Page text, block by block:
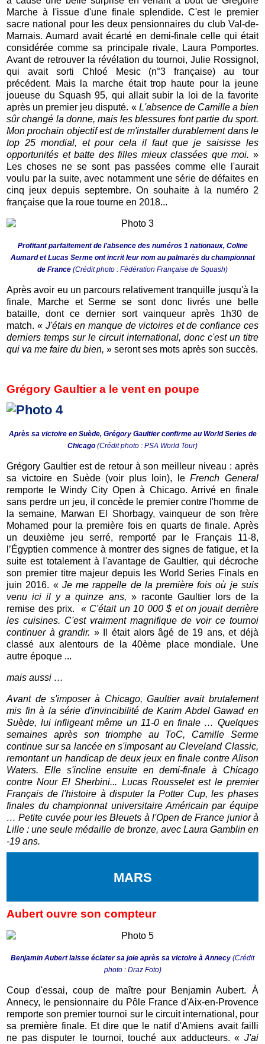
Marche à l'issue d'une finale splendide. C'est le premier
sacre national pour les deux pensionnaires du club Val-de-
Marnais. Aumard avait écarté en demi-finale celle qui était
considérée comme sa principale rivale, Laura Pomportes.
Avant de retrouver la révélation du tournoi, Julie Rossignol,
qui avait sorti Chloé Mesic (n°3 française) au tour
précédent. Mais la marche était trop haute pour la jeune
joueuse du Squash 95, qui allait subir la loi de la favorite
après un premier jeu disputé. «L'absence de Camille a bien
sûr changé la donne, mais les blessures font partie du sport.
Mon prochain objectif est de m'installer durablement dans le
top 25 mondial, et pour cela il faut que je saisisse les
opportunités et batte des filles mieux classées que moi. »
Les choses ne se sont pas passées comme elle l'aurait
voulu par la suite, avec notamment une série de défaites en
cinq jeux depuis septembre. On souhaite à la numéro 2
française que la roue tourne en 2018...
Profitant parfaitement de l'absence des numéros 1 nationaux, Coline
Aumard et Lucas Serme ont incrit leur nom au palmarès du championnat
de France (Crédit photo : Fédération Française de Squash)
Après avoir eu un parcours relativement tranquille jusqu'à la
finale, Marche et Serme se sont donc livrés une belle
bataille, dont ce dernier sort vainqueur après 1h30 de
match. « J'étais en manque de victoires et de confiance ces
derniers temps sur le circuit international, donc c'est un titre
qui va me faire du bien, » seront ses mots après son succès.
Grégory Gaultier a le vent en poupe
Après sa victoire en Suède, Grégory Gaultier confirme au World Series de
Chicago (Crédit photo : PSA World Tour)
Grégory Gaultier est de retour à son meilleur niveau : après
sa victoire en Suède (voir plus loin), leFrench General
remporte le Windy City Open à Chicago. Arrivé en finale
sans perdre un jeu, il concède le premier contre l'homme de
la semaine, Marwan El Shorbagy, vainqueur de son frère
Mohamed pour la première fois en quarts de finale. Après
un deuxième jeu serré, remporté par le Français 11-8,
l’Égyptien commence à montrer des signes de fatigue, et la
suite est totalement à l'avantage de Gaultier, qui décroche
son premier titre majeur depuis les World Series Finals en
juin 2016. « Je me rappelle de la première fois où je suis
venu ici il y a quinze ans, » raconte Gaultier lors de la
remise des prix.
« C'était un 10 000 $ et on jouait derrière
les cuisines. C'est vraiment magnifique de voir ce tournoi
continuer à grandir. » Il était alors âgé de 19 ans, et déjà
classé aux alentours de la 40ème place mondiale. Une
autre époque ...
mais aussi …
Avant de s'imposer à Chicago, Gaultier avait brutalement
mis fin à la série d'invincibilité de Karim Abdel Gawad en
Suède, lui infligeant même un 11-0 en finale … Quelques
semaines après son triomphe au ToC, Camille Serme
continue sur sa lancée en s'imposant au Cleveland Classic,
remontant un handicap de deux jeux en finale contre Alison
Waters. Elle s'incline ensuite en demi-finale à Chicago
contre Nour El Sherbini... Lucas Rousselet est le premier
Français de l'histoire à disputer la Potter Cup, les phases
finales du championnat universitaire Américain par équipe
… Petite cuvée pour les Bleuets à l'Open de France junior à
Lille : une seule médaille de bronze, avec Laura Gamblin en
-19 ans.
MARS
Aubert ouvre son compteur
Benjamin Aubert laisse éclater sa joie après sa victoire à Annecy (Crédit
photo : Draz Foto)
Coup d'essai, coup de maître pour Benjamin Aubert. À
Annecy, le pensionnaire du Pôle France d'Aix-en-Provence
remporte son premier tournoi sur le circuit international, pour
sa première finale. Et dire que le natif d'Amiens avait failli
ne pas disputer le tournoi, touché aux adducteurs. « J'ai